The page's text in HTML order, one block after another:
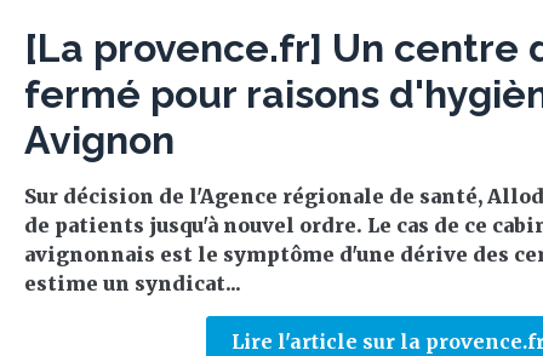
[La provence.fr] Un centre
fermé pour raisons
Avignon
Sur décision de l'Agence régionale de santé,
de patients jusqu'à nouvel ordre. Le cas de ce
avignonnais est le symptôme d'une dérive des
estime un syndicat...
Lire l'article sur la